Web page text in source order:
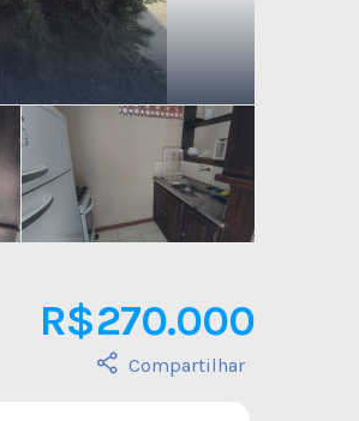
R$ 270.000
Compartilhar